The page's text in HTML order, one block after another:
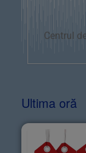
Centrul
Ultima oră